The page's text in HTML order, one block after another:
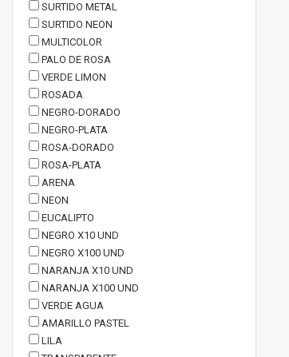
SURTIDO METAL
SURTIDO NEON
MULTICOLOR
PALO DE ROSA
VERDE LIMON
ROSADA
NEGRO-DORADO
NEGRO-PLATA
ROSA-DORADO
ROSA-PLATA
ARENA
NEON
EUCALIPTO
NEGRO X10 UND
NEGRO X100 UND
NARANJA X10 UND
NARANJA X100 UND
VERDE AGUA
AMARILLO PASTEL
LILA